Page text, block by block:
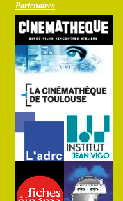
Partenaires